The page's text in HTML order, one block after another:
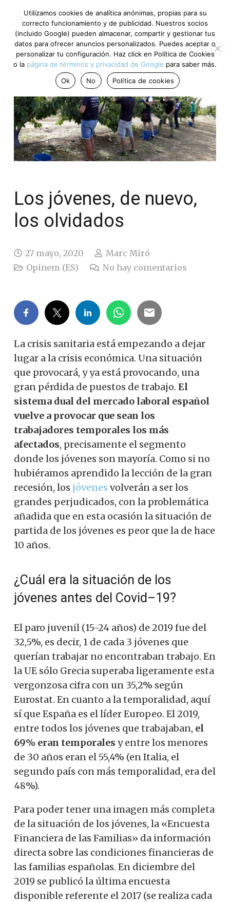
Los jóvenes, de nuevo,
los olvidados
27 mayo, 2020
Marc Miró
Opinem (ES)
No hay comentarios
La crisis sanitaria está empezando a dejar
lugar ala crisis económica. Una situación
que provocará, y ya está provocando, una
gran pérdida de puestos de trabajo. El
sistema dual del mercado laboral español
vuelve a provocar que sean los
trabajadores temporales los más
afectados, precisamente el segmento
donde los jóvenes son mayoría. Como si no
hubiéramos aprendido la lección de la gran
recesión, los jóvenes volverán a ser los
grandes perjudicados, conla problemática
añadida que en esta ocasiónla situación de
partida de los jóvenes es peor que la de hace
10 años.
¿Cuál era la situación de los
jóvenes antes del Covid–19?
El paro juvenil (15-24 años) de 2019 fue del
32,5%, es decir, 1 de cada 3 jóvenes que
querían trabajar no encontraban trabajo. En
la UE sólo Grecia superaba ligeramente esta
vergonzosa cifra con un 35,2% según
Eurostat. En cuanto a la temporalidad, aquí
sí que España es el líder Europeo. El 2019,
entre todos los jóvenes que trabajaban, el
69% eran temporales y entre los menores
de 30 años eran el 55,4% (en Italia, el
segundo país con más temporalidad, era del
48%).
Para poder tener una imagen más completa
de la situación de los jóvenes, la «Encuesta
Financiera de las Familias» da información
directa sobre las condiciones financieras de
las familias españolas. En diciembre del
2019 se publicó la última encuesta
disponible referente el 2017 (se realiza cada
Utilizamos cookies de analítica anónimas, propias para su
correcto funcionamiento y de publicidad. Nuestros socios
(incluido Google) pueden almacenar, compartir y gestionar tus
datos para ofrecer anuncios personalizados. Puedes aceptar o
personalizar tu configuración. Haz click en Política de Cookies
o la página de términos y privacidad de Google para saber más.
Ok
No Política de cookies